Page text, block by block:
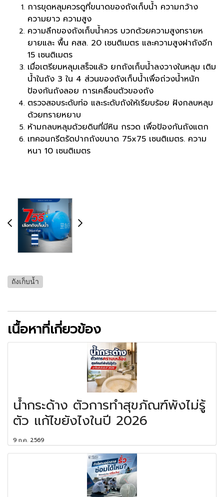
การขุดหลุมควรดูที่ขนาดของถังเก็บน้ำ ความกว้าง
ความยาว ความสูง
ความลึกของถังเก็บน้ำควร บวกด้วยความสูงทรายห
ยายและ พื้น คสล. 20 เซนติเมตร และความสูงฝาถังอีก
15 เซนติเมตร
เมื่อเตรียมหลุมเสร็จแล้ว ยกถังเก็บน้ำลงวางในหลุม เติม
น้ำในถัง 3 ใน 4 ส่วนของถังเก็บน้ำเพื่อถ่วงน้ำหนัก
ป้องกันถังลอย การเคลื่อนตัวของถัง
ตรวจสอบระดับท่อ และระดับถังให้เรียบร้อย ฝังกลบหลุม
ด้วยทรายหยาบ
ห้ามกลบหลุมด้วยดินที่มีหิน กรวด เพื่อป้องกันถังแตก
เทคอนกรีตรัดปากถังขนาด 75x75 เซนติเมตร. ความ
หนา 10 เซนติเมตร
ถังเก็บน้ำ
เนื้อหาที่เกี่ยวข้อง
น้ำกระด้าง ตัวการทำสุขภัณฑ์พังไม่รู้
ตัว แก้ไขยังไงในปี 2026
9 ก.ค. 2569